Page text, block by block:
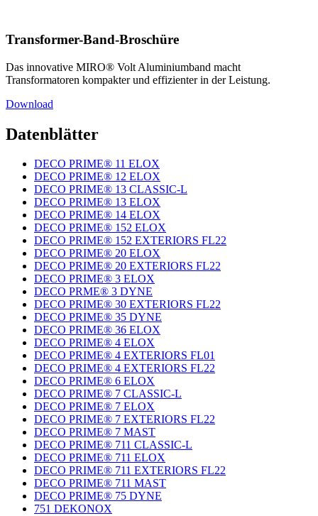
Transformer-Band-Broschüre
Das innovative MIRO® Volt Aluminiumband macht
Transformatoren kompakter und effizienter in der Leistung.
Download
Datenblätter
DECO PRIME® 11 ELOX
DECO PRIME® 12 ELOX
DECO PRIME® 13 CLASSIC-L
DECO PRIME® 13 ELOX
DECO PRIME® 14 ELOX
DECO PRIME® 152 ELOX
DECO PRIME® 152 EXTERIORS FL22
DECO PRIME® 20 ELOX
DECO PRIME® 20 EXTERIORS FL22
DECO PRIME® 3 ELOX
DECO PRME® 3 DYNE
DECO PRIME® 30 EXTERIORS FL22
DECO PRIME® 35 DYNE
DECO PRIME® 36 ELOX
DECO PRIME® 4 ELOX
DECO PRIME® 4 EXTERIORS FL01
DECO PRIME® 4 EXTERIORS FL22
DECO PRIME® 6 ELOX
DECO PRIME® 7 CLASSIC-L
DECO PRIME® 7 ELOX
DECO PRIME® 7 EXTERIORS FL22
DECO PRIME® 7 MAST
DECO PRIME® 711 CLASSIC-L
DECO PRIME® 711 ELOX
DECO PRIME® 711 EXTERIORS FL22
DECO PRIME® 711 MAST
DECO PRIME® 75 DYNE
751 DEKONOX